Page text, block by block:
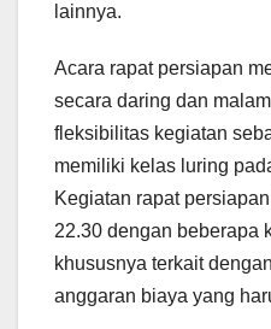
lainnya.
Acara rapat persiapan
secara daring dan
fleksibilitas kegiatan
memiliki kelas luring
Kegiatan rapat
22.30 dengan beberapa
khususnya terkait
anggaran biaya yang